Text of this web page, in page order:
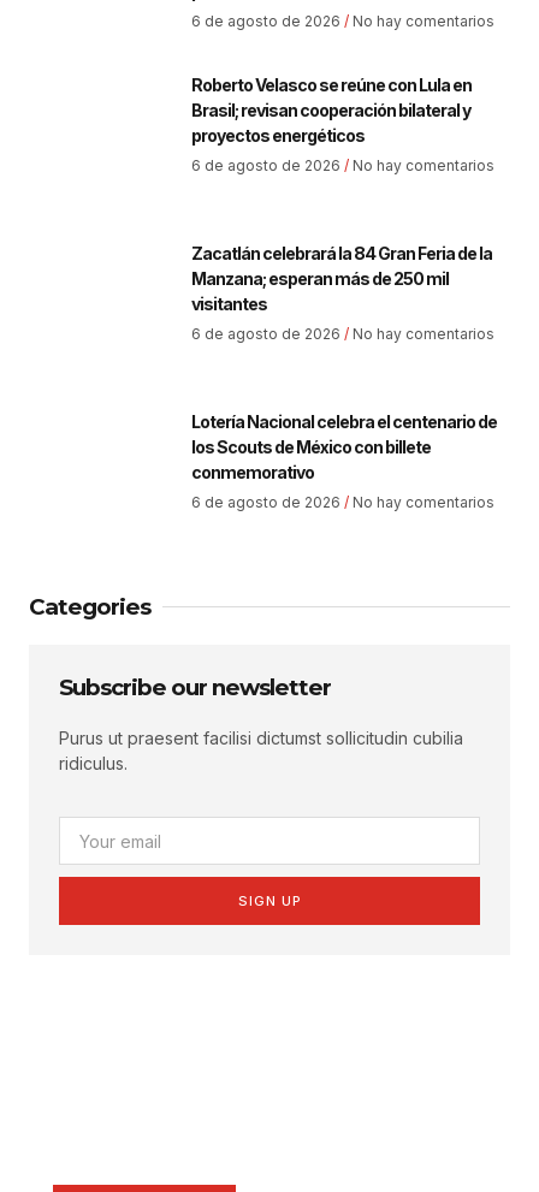
6 de agosto de 2026 No hay comentarios
Roberto Velasco se reúne con Lula en
Brasil; revisan cooperación bilateral y
proyectos energéticos
6 de agosto de 2026 No hay comentarios
Zacatlán celebrará la 84 Gran Feria de la
Manzana; esperan más de 250 mil
visitantes
6 de agosto de 2026 No hay comentarios
Lotería Nacional celebra el centenario de
los Scouts de México con billete
conmemorativo
6 de agosto de 2026 No hay comentarios
Categories
Subscribe our newsletter
Purus ut praesent facilisi dictumst sollicitudin cubilia
ridiculus.
SIGN UP